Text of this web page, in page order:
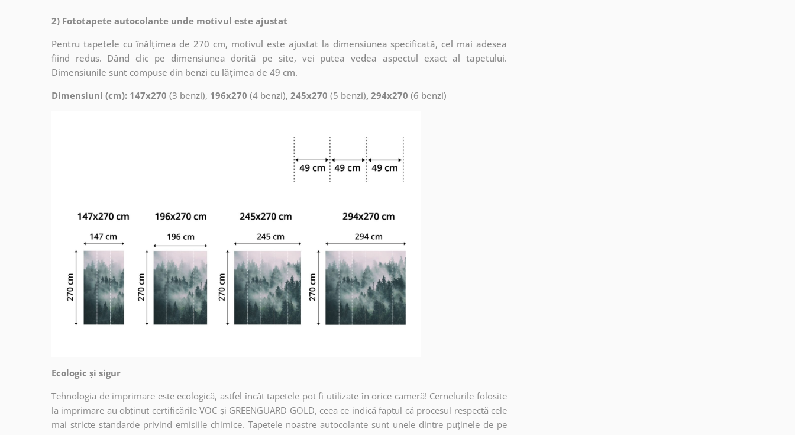
2) Fototapete autocolante unde motivul este ajustat
Pentru tapetele cu înălțimea de 270 cm, motivul este ajustat la dimensiunea specificată, cel mai adesea
fiind redus. Dând clic pe dimensiunea dorită pe site, vei putea vedea aspectul exact al tapetului.
Dimensiunile sunt compuse din benzi cu lățimea de 49 cm.
Dimensiuni (cm): 147x270 (3 benzi), 196x270 (4 benzi), 245x270 (5 benzi), 294x270 (6 benzi)
Ecologic și sigur
Tehnologia de imprimare este ecologică, astfel încât tapetele pot fi utilizate în orice cameră! Cernelurile folosite
la imprimare au obținut certificările VOC și GREENGUARD GOLD, ceea ce indică faptul că procesul respectă cele
mai stricte standarde privind emisiile chimice. Tapetele noastre autocolante sunt unele dintre puținele de pe